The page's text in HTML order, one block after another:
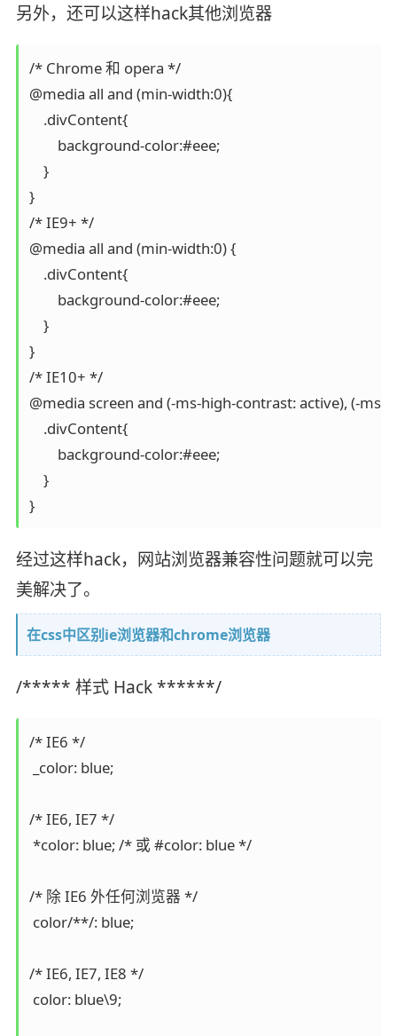
另外，还可以这样hack其他浏览器
/* Chrome 和 opera */
@media all and (min-width:0){
    .divContent{
        background-color:#eee;
    }
}
/* IE9+ */
@media all and (min-width:0) {
    .divContent{
        background-color:#eee;
    }
}
/* IE10+ */
@media screen and (-ms-high-contrast: active), (-ms-
    .divContent{
        background-color:#eee;
    }
}
经过这样hack，网站浏览器兼容性问题就可以完
美解决了。
在css中区别ie浏览器和chrome浏览器
/***** 样式 Hack ******/
/* IE6 */
_color: blue;
/* IE6, IE7 */
*color: blue; /* 或 #color: blue */
/* 除 IE6 外任何浏览器 */
color/**/: blue;
/* IE6, IE7, IE8 */
color: blue\9;